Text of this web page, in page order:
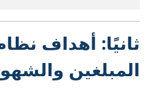
ثانيًا: أهداف
المبلغين